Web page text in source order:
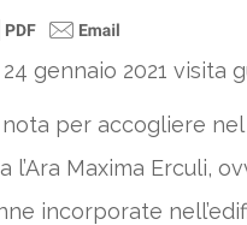
gennaio 2021 visita
nota per accogliere
l’Ara Maxima Erculi,
incorporate